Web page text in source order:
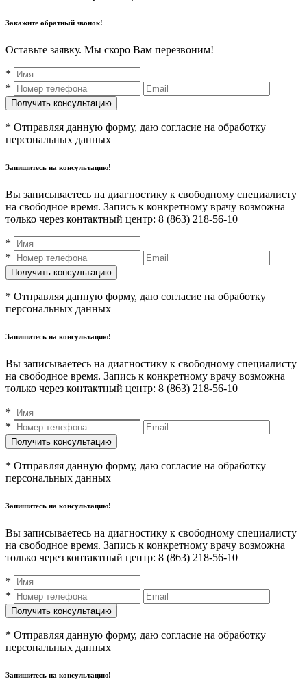
Закажите обратный звонок!
Оставьте заявку. Мы скоро Вам перезвоним!
*
*
* Отправляя данную форму, даю согласие на обработку
персональных данных
Запишитесь на консультацию!
Вы записываетесь на диагностику к свободному специалисту
на свободное время. Запись к конкретному врачу возможна
только через контактный центр: 8 (863) 218-56-10
*
*
* Отправляя данную форму, даю согласие на обработку
персональных данных
Запишитесь на консультацию!
Вы записываетесь на диагностику к свободному специалисту
на свободное время. Запись к конкретному врачу возможна
только через контактный центр: 8 (863) 218-56-10
*
*
* Отправляя данную форму, даю согласие на обработку
персональных данных
Запишитесь на консультацию!
Вы записываетесь на диагностику к свободному специалисту
на свободное время. Запись к конкретному врачу возможна
только через контактный центр: 8 (863) 218-56-10
*
*
* Отправляя данную форму, даю согласие на обработку
персональных данных
Запишитесь на консультацию!